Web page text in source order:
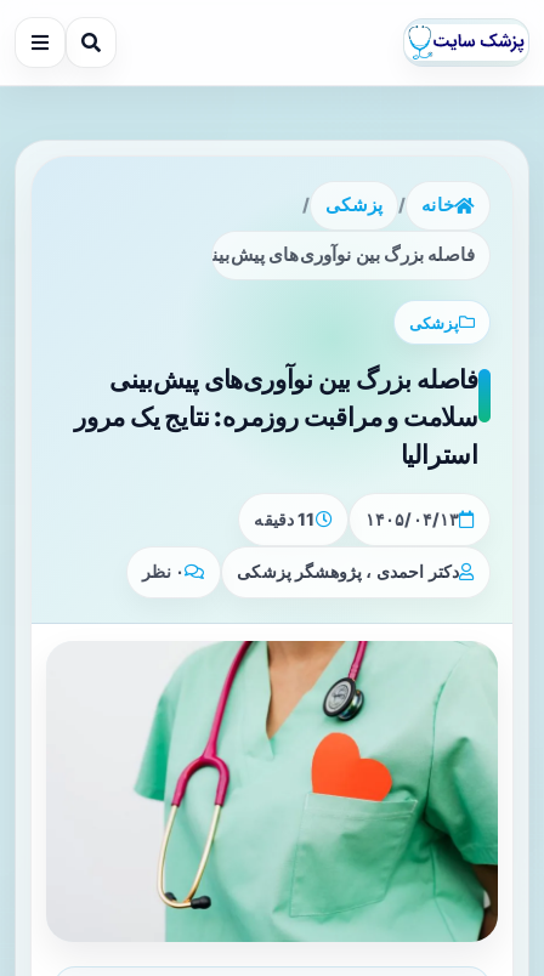
خانه / پزشکی /
فاصله بزرگ بین نوآوری‌های پیش‌بینی سلامت و مراقبت روزمره:
پزشکی
فاصله بزرگ بین نوآوری‌های پیش‌بینی
سلامت و مراقبت روزمره: نتایج یک مرور
استرالیا
۱۴۰۵/۰۴/۱۳ 11 دقیقه
دکتر احمدی ، پژوهشگر پزشکی ۰ نظر